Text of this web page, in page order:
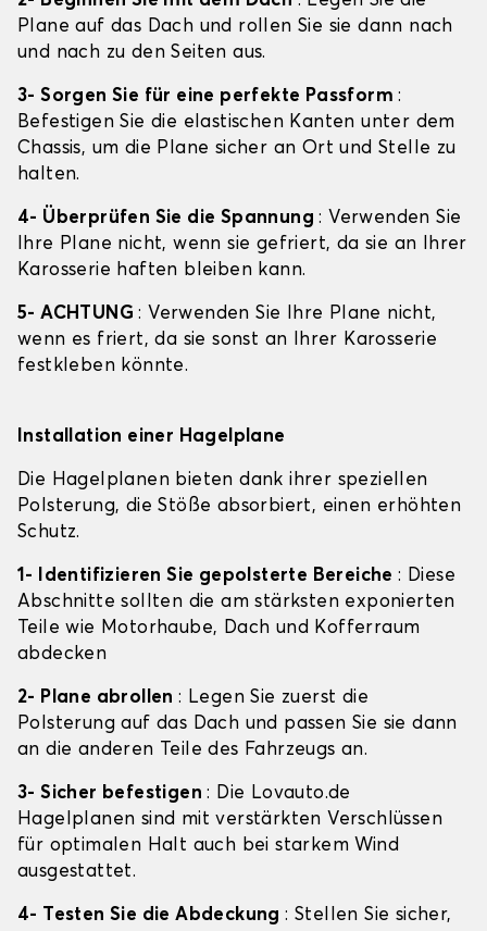
Plane auf das Dach und rollen Sie sie dann nach
und nach zu den Seiten aus.
3- Sorgen Sie für eine perfekte Passform:
Befestigen Sie die elastischen Kanten unter dem
Chassis, um die Plane sicher an Ort und Stelle zu
halten.
4- Überprüfen Sie die Spannung: Verwenden Sie
Ihre Plane nicht, wenn sie gefriert, da sie an Ihrer
Karosserie haften bleiben kann.
5- ACHTUNG: Verwenden Sie Ihre Plane nicht,
wenn es friert, da sie sonst an Ihrer Karosserie
festkleben könnte.
Installation einer Hagelplane
Die Hagelplanen bieten dank ihrer speziellen
Polsterung, die Stöße absorbiert, einen erhöhten
Schutz.
1- Identifizieren Sie gepolsterte Bereiche: Diese
Abschnitte sollten die am stärksten exponierten
Teile wie Motorhaube, Dach und Kofferraum
abdecken
2- Plane abrollen: Legen Sie zuerst die
Polsterung auf das Dach und passen Sie sie dann
an die anderen Teile des Fahrzeugs an.
3- Sicher befestigen: Die Lovauto.de
Hagelplanen sind mit verstärkten Verschlüssen
für optimalen Halt auch bei starkem Wind
ausgestattet.
4- Testen Sie die Abdeckung: Stellen Sie sicher,